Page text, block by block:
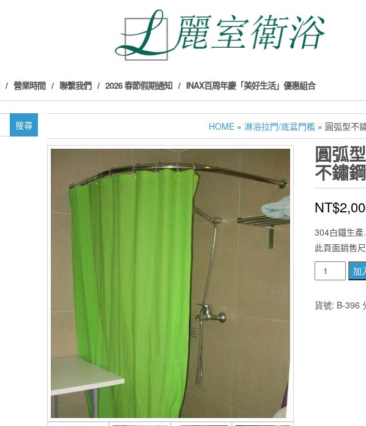
營業時間 聯繫我們 2026 春節假期通知 INAX百周年慶「美好生活」優惠組合
HOME » 淋浴拉門/底盆門檻 » 圓弧型不
圓弧
不鏽
NT$
304白鐵生產
此頁面銷售
弧
型
不
加
貨號: B-396